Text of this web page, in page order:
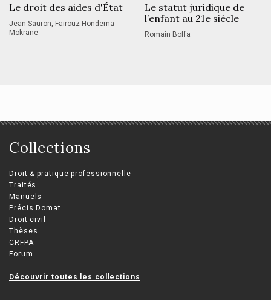
Le droit des aides d'État
Jean Sauron, Fairouz Hondema-
Mokrane
Le statut juridique de
l’enfant au 21e siècle
Romain Boffa
Collections
Droit & pratique professionnelle
Traités
Manuels
Précis Domat
Droit civil
Thèses
CRFPA
Forum
Découvrir toutes les collections